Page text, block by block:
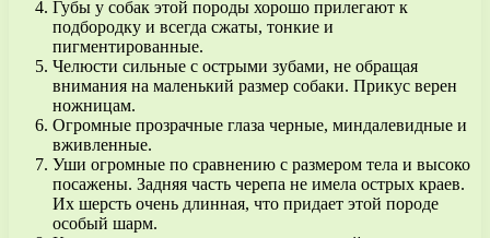
Губы у собак этой породы хорошо прилегают к
подбородку и всегда сжаты, тонкие и
пигментированные.
Челюсти сильные с острыми зубами, не обращая
внимания на маленький размер собаки. Прикус верен
ножницам.
Огромные прозрачные глаза черные, миндалевидные и
вживленные.
Уши огромные по сравнению с размером тела и высоко
посажены. Задняя часть черепа не имела острых краев.
Их шерсть очень длинная, что придает этой породе
особый шарм.